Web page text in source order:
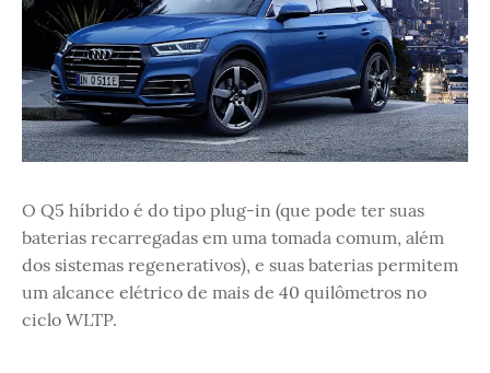
O Q5 híbrido é do tipo plug-in (que pode ter suas
baterias recarregadas em uma tomada comum, além
dos sistemas regenerativos), e suas baterias permitem
um alcance elétrico de mais de 40 quilômetros no
ciclo WLTP.